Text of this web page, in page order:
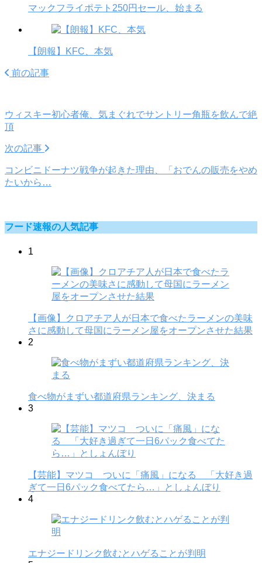
マックフライポテト250円セール、始まる
【朗報】KFC、本気
前の記事
ウィスキー初心者俺、気まぐれでサントリー角瓶を飲んで絶
頂
次の記事
コンビニドーナツ戦争が起きた理由、「おでんの販売をやめ
たいから…
フード速報の人気記事
1
【画像】クロアチア人が日本で食べたラーメンの美味
さに感動して母国にラーメン屋をオープンさせた結果
2
食べ物がまずい都道府県ランキング、決まる
3
【芸能】マツコ ついに「痛風」になる 「大好き過
ぎて一日6パック食べてたら…」としょんぼり
4
エナジードリンク飲むとハゲることが判明